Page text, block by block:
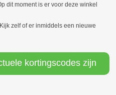
dit moment is er voor deze winkel
zelf of er inmiddels een nieuwe
kortingscodes zijn